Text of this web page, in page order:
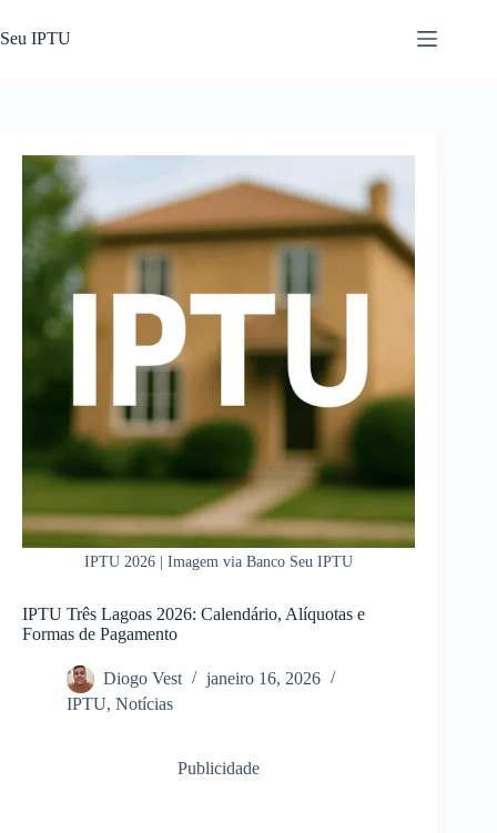
para
o
Seu IPTU
IPTU 2026 | Imagem via Banco Seu IPTU
IPTU Três Lagoas 2026: Calendário, Alíquotas e
Formas de Pagamento
Diogo Vest
janeiro 16, 2026
IPTU, Notícias
Publicidade